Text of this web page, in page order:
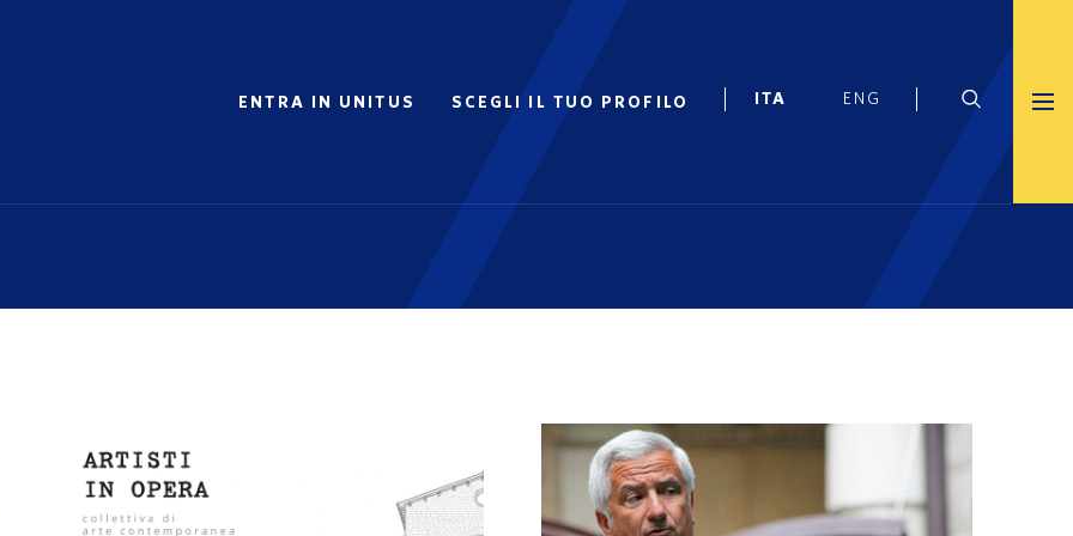
ENTRA IN UNITUS SCEGLI IL TUO PROFILO